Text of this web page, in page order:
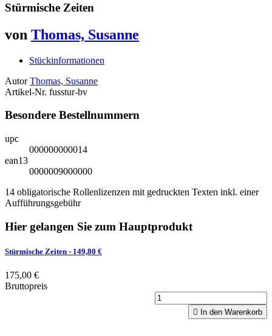
Stürmische Zeiten
von Thomas, Susanne
Stückinformationen
Autor Thomas, Susanne
Artikel-Nr. fusstur-bv
Besondere Bestellnummern
upc
000000000014
ean13
0000009000000
14 obligatorische Rollenlizenzen mit gedruckten Texten inkl. einer
Aufführungsgebühr
Hier gelangen Sie zum Hauptprodukt
Stürmische Zeiten - 149,80 €
175,00 €
Bruttopreis
 In den Warenkorb